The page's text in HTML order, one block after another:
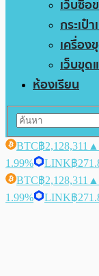
เว็บซื้อ
กระเป๋
เครื่อง
เว็บขุด
ห้องเรียน
BTC฿2,128,311 ▲
1.99%
LINK฿
BTC฿2,128,311 ▲
1.99%
LINK฿